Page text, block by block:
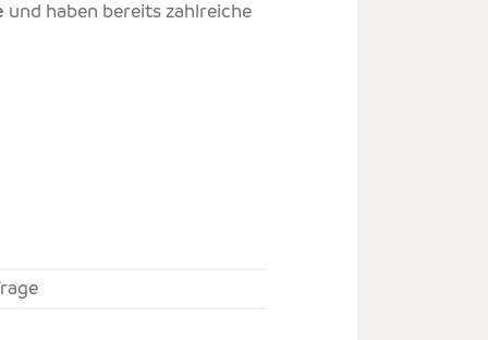
und haben bereits zahlreiche